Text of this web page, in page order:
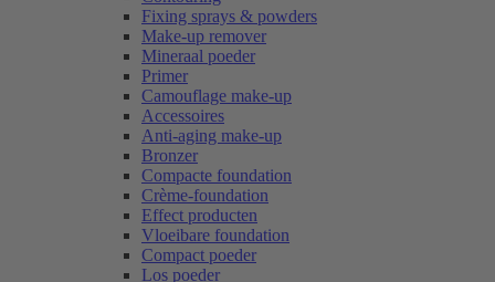
Fixing sprays & powders
Make-up remover
Mineraal poeder
Primer
Camouflage make-up
Accessoires
Anti-aging make-up
Bronzer
Compacte foundation
Crème-foundation
Effect producten
Vloeibare foundation
Compact poeder
Los poeder